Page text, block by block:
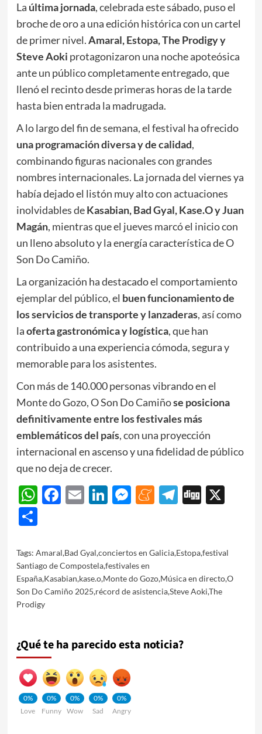
La última jornada, celebrada este sábado, puso el
broche de oro a una edición histórica con un cartel
de primer nivel.Amaral, Estopa, The Prodigy y
Steve Aoki protagonizaron una noche apoteósica
ante un público completamente entregado, que
llenó el recinto desde primeras horas de la tarde
hasta bien entrada la madrugada.
A lo largo del fin de semana, el festival ha ofrecido
una programación diversa y de calidad,
combinando figuras nacionales con grandes
nombres internacionales. La jornada del viernes ya
había dejado el listón muy alto con actuaciones
inolvidables deKasabian, Bad Gyal, Kase.O y Juan
Magán, mientras que el jueves marcó el inicio con
un lleno absoluto y la energía característica de O
Son Do Camiño.
La organización ha destacado el comportamiento
ejemplar del público, el buen funcionamiento de
los servicios de transporte y lanzaderas, así como
laoferta gastronómica y logística, que han
contribuido a una experiencia cómoda, segura y
memorable para los asistentes.
Con más de 140.000 personas vibrando en el
Monte do Gozo, O Son Do Camiñose posiciona
definitivamente entre los festivales más
emblemáticos del país, con una proyección
internacional en ascenso y una fidelidad de público
que no deja de crecer.
WhatsApp
Facebook
EmailLinkedIn
Messenger
Meneame
Telegram
Digg
X
Share
Tags: Amaral,Bad Gyal,conciertos en Galicia,Estopa,festival
Santiago de Compostela,festivales en
España,Kasabian,kase.o,Monte do Gozo,Música en directo,O
Son Do Camiño 2025,récord de asistencia,Steve Aoki,The
Prodigy
¿Qué te ha parecido esta noticia?
0%
Love
0%
Funny
0%
Wow
0%
Sad
0%
Angry